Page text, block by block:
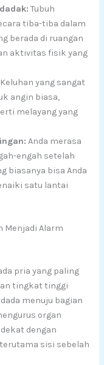
Tubuh
tiba-tiba dalam
berada di ruangan
aktivitas fisik yang
Keluhan yang sangat
angin biasa,
melayang yang
Anda merasa
engah setelah
biasanya bisa Anda
satu lantai
Menjadi Alarm
pria yang paling
tingkat tinggi
menuju bagian
organ
dengan
sisi sebelah